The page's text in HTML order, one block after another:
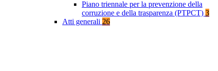
Piano triennale per la prevenzione della
corruzione e della trasparenza (PTPCT) 3
Atti generali 26